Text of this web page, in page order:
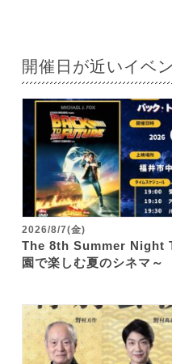
開催日が近いイベ
2026/8/7(金)
The 8th Summer
園で楽しむ夏のシネマ～